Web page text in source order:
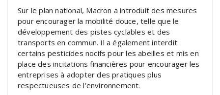
Sur le plan national, Macron a introduit des mesures
pour encourager la mobilité douce, telle que le
développement des pistes cyclables et des
transports en commun. Il a également interdit
certains pesticides nocifs pour les abeilles et mis en
place des incitations financières pour encourager les
entreprises à adopter des pratiques plus
respectueuses de l’environnement.